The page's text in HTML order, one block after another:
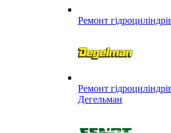
Ремонт
Ремонт
Дегельман